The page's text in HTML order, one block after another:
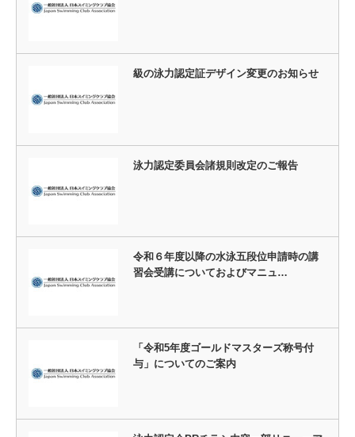
級の泳力認定証デザイン変更のお知らせ
泳力認定委員会諸規則改定のご報告
令和６年度以降の水泳五段位申請時の講
習会受講についておよびマニュ…
「令和5年度ゴールドマスターズ称号付
与」についてのご案内